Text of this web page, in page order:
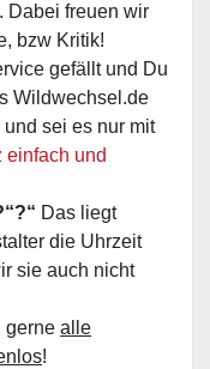
Dabei freuen wir
bzw Kritik!
gefällt und Du
Wildwechsel.de
sei es nur mit
einfach und
Das liegt
die Uhrzeit
sie auch nicht
gerne alle
!